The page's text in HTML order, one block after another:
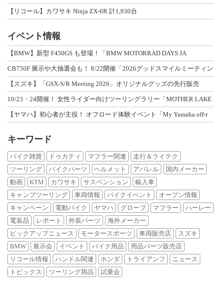
【リコール】カワサキ Ninja ZX-6R 計1,930台
イベント情報
【BMW】新型 F450GS も登場！「BMW MOTORRAD DAYS JA
CB750F 展示や大抽選会も！ 8/22開催「2026グッドスマイルミーティン
【スズキ】「GSX-S/R Meeting 2026」オリジナルグッズの先行販売
10/23・24開催！ 女性ライダー向けツーリングラリー「MOTHER LAKE
【ヤマハ】初心者が主役！ オフロード体験イベント「My Yamaha off-r
キーワード
バイク雑貨 ドゥカティ マフラー関連
走行＆ライテク
ツーリング
バイクパーツ ヘルメット アパレル
国内メーカー
動画
KTM カワサキ サスペンション
輸入車
キャンプツーリング
車両情報 バイクイベント
オープン情報
キャンペーン
電動バイク ヤマハ グローブ マフラー
ハーレー
電装品
レポート 外装パーツ
海外メーカー
ピックアップニュース
モータースポーツ 車両販売店
スズキ
BMW
展示会 イベント バイク用品
用品パーツ販売店
リコール情報
ハンドル関連 ホンダ トライアンフ
ニュース
トピックス
ツーリング用品 試乗会